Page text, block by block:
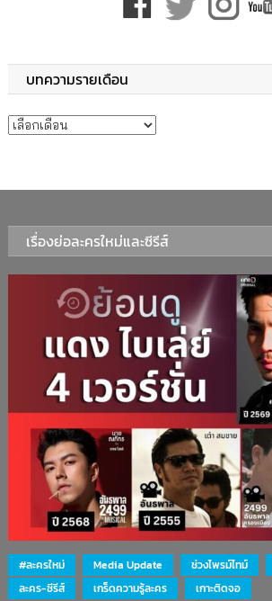
บทความรายเดือน
บทความรายเดือน
เรื่องย่อละครใหม่และซีรีส์
#ละครใหม่ Media Update ช่วงไพรม์ไทม์
ละคร-ซีรีส์
เกร็ดความรู้ละคร เกาะติดจอ